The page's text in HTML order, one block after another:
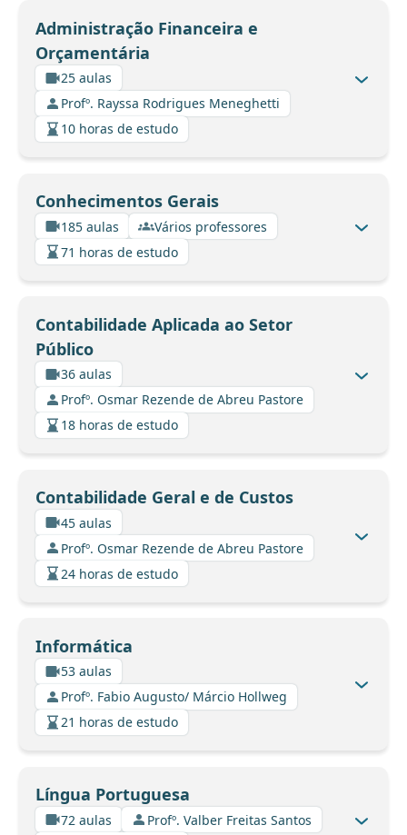
Administração Financeira e
Orçamentária
25 aulas
Profº. Rayssa Rodrigues Meneghetti
10 horas de estudo
Conhecimentos Gerais
185 aulas
Vários professores
71 horas de estudo
Contabilidade Aplicada ao Setor
Público
36 aulas
Profº. Osmar Rezende de Abreu Pastore
18 horas de estudo
Contabilidade Geral e de Custos
45 aulas
Profº. Osmar Rezende de Abreu Pastore
24 horas de estudo
Informática
53 aulas
Profº. Fabio Augusto/ Márcio Hollweg
21 horas de estudo
Língua Portuguesa
72 aulas
Profº. Valber Freitas Santos